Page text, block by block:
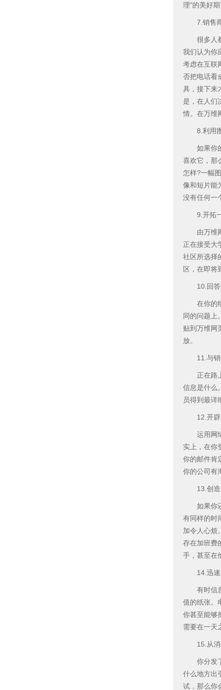
理"的美好
7.销售
很多人都
我们认为你
考虑在互联
否把电话看
具，接下来
是，在人们
情。在万维
8.利用图
如果你的
喜欢它，那
怎样?一幅
像和短片能
没有任何一
9.开拓一
由万维网
正在接受大
社区所选择
区，在即将
10.回答
在你的组
同的问题上
贴到万维网
放。
11.与销
正在路上
信息是什么
员得到最详
12.开辟
运用网络
实上，在你
你的邮件肯
你的公司有
13.创造
如果你还
有同样的时
加令人心烦
存在加班费
手，甚至在
14.迅速
有时信息
值的纸张。
你甚至能够
需要在一天
15.从消
你分发了
什么地方出
试，那么你